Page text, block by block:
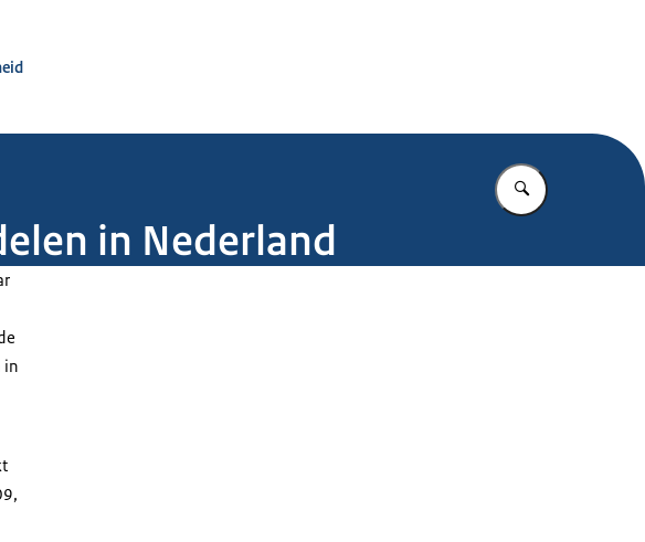
Vul in wat u
in Nederland
in